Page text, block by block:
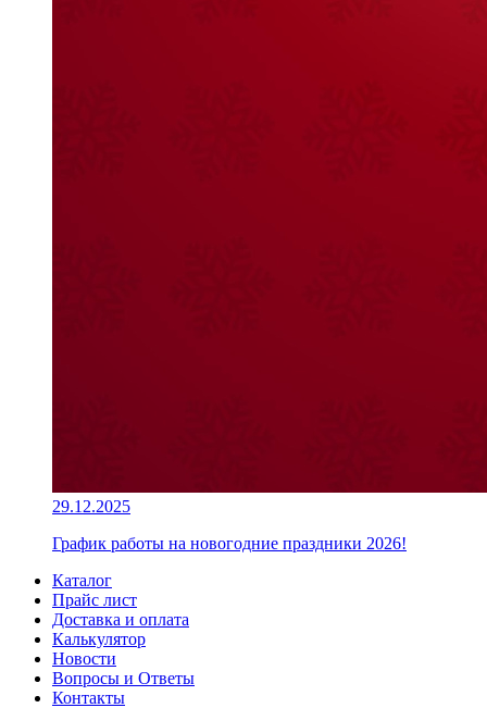
29.12.2025
График работы на новогодние праздники 2026!
Каталог
Прайс лист
Доставка и оплата
Калькулятор
Новости
Вопросы и Ответы
Контакты